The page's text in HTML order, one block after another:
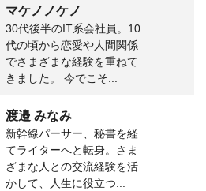
マケノノケノ
30代後半のIT系会社員。10
代の頃から恋愛や人間関係
でさまざまな経験を重ねて
きました。 今でこそ...
渡邉 みなみ
新幹線パーサー、秘書を経
てライターへと転身。さま
ざまな人との交流経験を活
かして、人生に役立つ...